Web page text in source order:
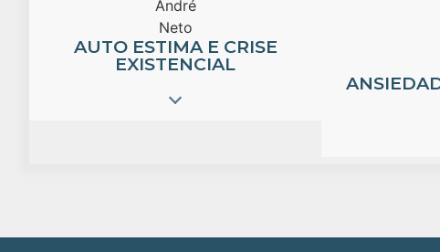
AUTO ESTIMA E CRISE
EXISTENCIAL